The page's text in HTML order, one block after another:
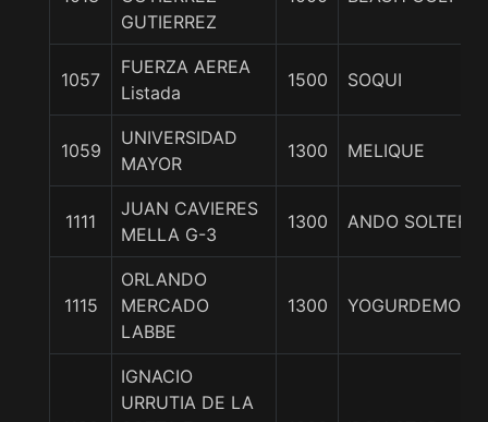
GUTIERREZ
1057
FUERZA AEREA
Listada
1500 SOQUI
1059
UNIVERSIDAD
MAYOR
1300 MELIQUE
1111
JUAN CAVIERES
MELLA G-3
1300 ANDO SOLTERA
1115
ORLANDO
MERCADO
LABBE
1300
IGNACIO
URRUTIA DE LA